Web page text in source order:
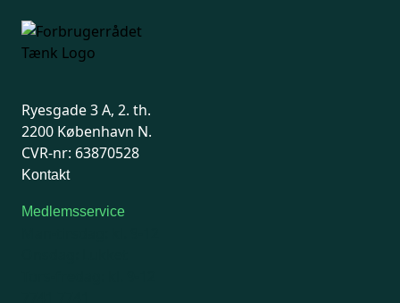
Ryesgade 3 A, 2. th.
2200 København N.
CVR-nr: 63870528
Kontakt
Medlemsservice